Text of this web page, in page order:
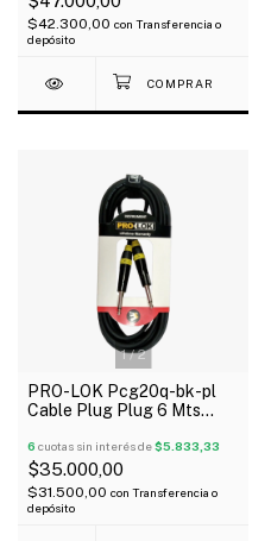
$42.300,00 con Transferencia o
depósito
1/2
PRO-LOK Pcg20q-bk-pl
Cable Plug Plug 6 Mts
Conector Amarillo
6 cuotas sin interés de$5.833,33
$35.000,00
$31.500,00 con Transferencia o
depósito